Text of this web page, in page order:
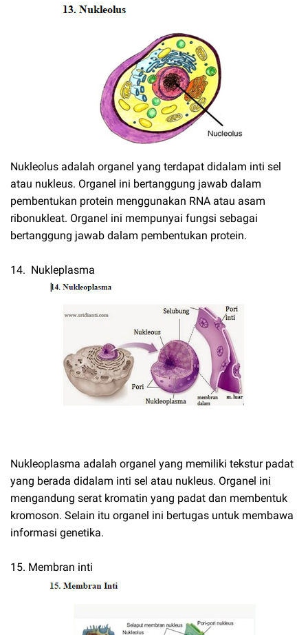
Nukleolus adalah organel yang terdapat didalam inti sel
atau nukleus. Organel ini bertanggung jawab dalam
pembentukan protein menggunakan RNA atau asam
ribonukleat. Organel ini mempunyai fungsi sebagai
bertanggung jawab dalam pembentukan protein.
14. Nukleplasma
Nukleoplasma adalah organel yang memiliki tekstur padat
yang berada didalam inti sel atau nukleus. Organel ini
mengandung serat kromatin yang padat dan membentuk
kromoson. Selain itu organel ini bertugas untuk membawa
informasi genetika.
15. Membran inti